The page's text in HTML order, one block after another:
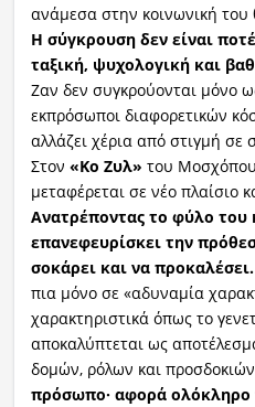
ανάμεσα στην κοινωνική του
Η σύγκρουση δεν είναι
ταξική, ψυχολογική και
Ζαν δεν συγκρούονται μόνο
εκπρόσωποι διαφορετικών
αλλάζει χέρια από στιγμή σε
Στον «Κο Ζυλ» του
μεταφέρεται σε νέο πλαίσιο
Ανατρέποντας το φύλο του
επανεφευρίσκει την
σοκάρει και να προκαλέσει.
πια μόνο σε «αδυναμία
χαρακτηριστικά όπως το
αποκαλύπτεται ως
δομών, ρόλων και
πρόσωπο· αφορά ολόκληρο